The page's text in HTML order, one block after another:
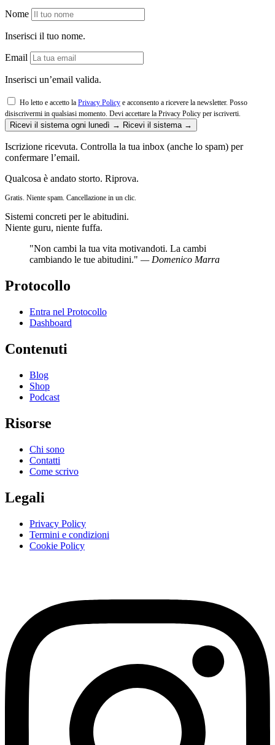
Nome
Inserisci il tuo nome.
Email
Inserisci un’email valida.
Ho letto e accetto la Privacy Policy e acconsento a ricevere la newsletter. Posso
disiscrivermi in qualsiasi momento.
Devi accettare la Privacy Policy per iscriverti.
Ricevi il sistema ogni lunedì → Ricevi il sistema →
Iscrizione ricevuta. Controlla la tua inbox (anche lo spam) per
confermare l’email.
Qualcosa è andato storto. Riprova.
Gratis. Niente spam. Cancellazione in un clic.
Sistemi concreti per le abitudini.
Niente guru, niente fuffa.
"Non cambi la tua vita motivandoti. La cambi
cambiando le tue abitudini." — Domenico Marra
Protocollo
Entra nel Protocollo
Dashboard
Contenuti
Blog
Shop
Podcast
Risorse
Chi sono
Contatti
Come scrivo
Legali
Privacy Policy
Termini e condizioni
Cookie Policy